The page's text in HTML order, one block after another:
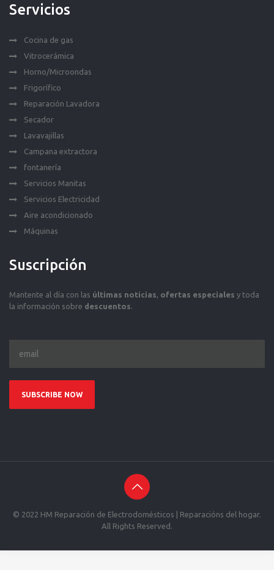
Servicios
Cocina de gas
Vitrocerámica
Horno/Microondas
Frigorífico
Reparación Lavadora
Secador
Lavavajillas
Campana extractora
fontanería
Servicios Manitas
Servicios Electricidad
Aire acondicionado
Máquinas
Suscripción
Mantente al día con las últimas noticias, ofertas especiales y toda
la información sobre descuentos.
© 2022 HM Reparación de Electrodomésticos | Reparacións del hogar.
All Rights Reserved.